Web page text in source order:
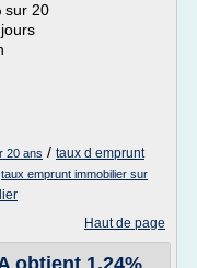
sur 20
20 ans / taux d emprunt
taux emprunt immobilier sur
Haut de page
obtient 1,24%